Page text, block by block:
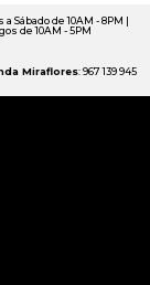
a Sábado de 10AM - 8PM |
de 10AM - 5PM
Miraflores: 967 139 945